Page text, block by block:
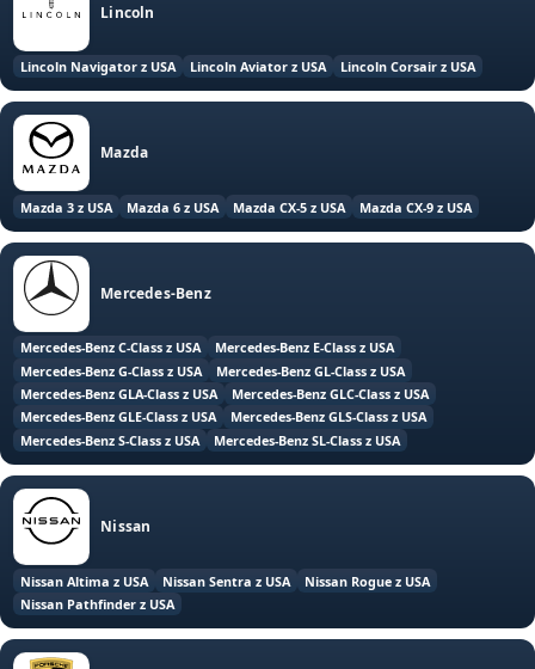
Lincoln
Lincoln Navigator z USA Lincoln Aviator z USA Lincoln Corsair z USA
Mazda
Mazda 3 z USA Mazda 6 z USA Mazda CX-5 z USA Mazda CX-9 z USA
Mercedes-Benz
Mercedes-Benz C-Class z USA
Mercedes-Benz E-Class z USA
Mercedes-Benz G-Class z USA
Mercedes-Benz GL-Class z USA
Mercedes-Benz GLA-Class z USA
Mercedes-Benz GLC-Class z USA
Mercedes-Benz GLE-Class z USA
Mercedes-Benz GLS-Class z USA
Mercedes-Benz S-Class z USA
Mercedes-Benz SL-Class z USA
Nissan
Nissan Altima z USA Nissan Sentra z USA
Nissan Rogue z USA
Nissan Pathfinder z USA